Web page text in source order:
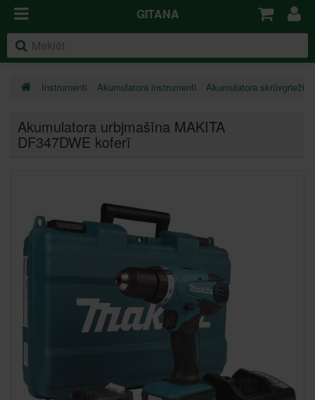
GITANA
Instrumenti Akumulatora instrumenti Akumulatora skrūvgrieži,
Akumulatora urbjmašīna MAKITA
DF347DWE koferī